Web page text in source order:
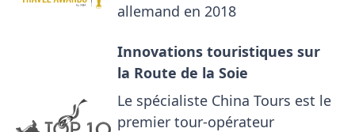
allemand en 2018
Innovations touristiques sur
la Route de la Soie
Le spécialiste China Tours est le
premier tour-opérateur